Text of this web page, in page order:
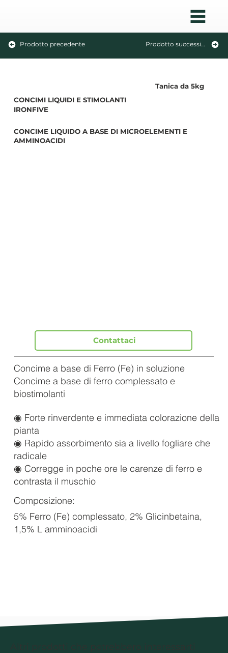
◉ Forte rinverdente e immediata colorazione della
pianta
◉ Rapido assorbimento sia a livello fogliare che
radicale
◉ Corregge in poche ore le carenze di ferro e
contrasta il muschio
Concime a base di Ferro (Fe) in soluzione
Concime a base di ferro complessato e
biostimolanti
5% Ferro (Fe) complessato, 2% Glicinbetaina,
1,5% L amminoacidi
Composizione:
CONCIMI LIQUIDI E STIMOLANTI
IRONFIVE
CONCIME LIQUIDO A BASE DI MICROELEMENTI E
AMMINOACIDI
Tanica da 5kg
Contattaci
Prodotto successivo
Prodotto precedente
Altri prodotti che potrebbero interessarti